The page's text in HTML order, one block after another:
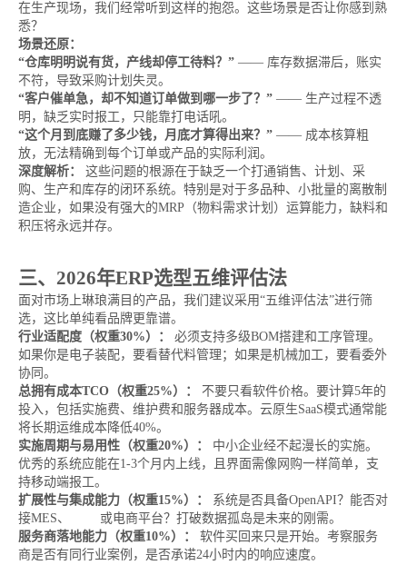
在生产现场，我们经常听到这样的抱怨。这些场景是否让你感到熟
悉？
场景还原：
“仓库明明说有货，产线却停工待料？” —— 库存数据滞后，账实
不符，导致采购计划失灵。
“客户催单急，却不知道订单做到哪一步了？” —— 生产过程不透
明，缺乏实时报工，只能靠打电话吼。
“这个月到底赚了多少钱，月底才算得出来？” —— 成本核算粗
放，无法精确到每个订单或产品的实际利润。
深度解析：
这些问题的根源在于缺乏一个打通销售、计划、采
购、生产和库存的闭环系统。特别是对于多品种、小批量的离散制
造企业，如果没有强大的MRP（物料需求计划）运算能力，缺料和
积压将永远并存。
三、2026年ERP选型五维评估法
面对市场上琳琅满目的产品，我们建议采用“五维评估法”进行筛
选，这比单纯看品牌更靠谱。
行业适配度（权重30%）：
必须支持多级BOM搭建和工序管理。
如果你是电子装配，要看替代料管理；如果是机械加工，要看委外
协同。
总拥有成本TCO（权重25%）：
不要只看软件价格。要计算5年的
投入，包括实施费、维护费和服务器成本。云原生SaaS模式通常能
将长期运维成本降低40%。
实施周期与易用性（权重20%）：
中小企业经不起漫长的实施。
优秀的系统应能在1-3个月内上线，且界面需像网购一样简单，支
持移动端报工。
扩展性与集成能力（权重15%）：
系统是否具备OpenAPI？能否对
接MES、
或电商平台？打破数据孤岛是未来的刚需。
服务商落地能力（权重10%）：
软件买回来只是开始。考察服务
商是否有同行业案例，是否承诺24小时内的响应速度。